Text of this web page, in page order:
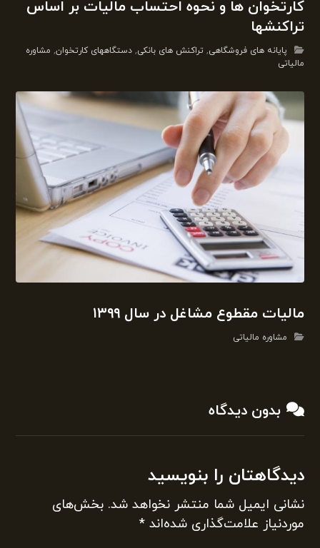
کارتخوان ها و نحوه احتساب مالیات بر اساس
تراکنشها
پایانه های فروشگاهی,تراکنش های بانکی,دستگاههای کارتخوان, مشاوره
مالیاتی
مالیات مقطوع مشاغل در سال ۱۳۹۹
مشاوره مالیاتی
بدون دیدگاه
دیدگاهتان را بنویسید
نشانی ایمیل شما منتشر نخواهد شد. بخش‌های
موردنیاز علامت‌گذاری شده‌اند*